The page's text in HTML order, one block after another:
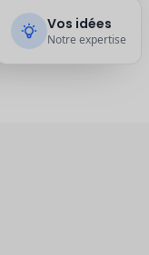
Vos idées
Notre expertise